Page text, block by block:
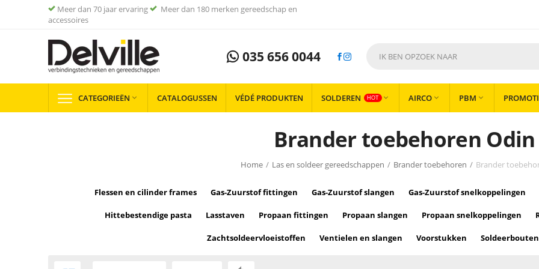
Meer dan 70 jaar ervaring
Meer dan 180 merken gereedschap en
accessoires
035 656 0044
CATEGORIEËN  CATALOGUSSEN VÉDÉ PRODUKTEN SOLDEREN HOT  AIRCO  PBM 
Brander toebehoren Odin
Home / Las en soldeer gereedschappen / Brander toebehoren / Brander
Flessen en cilinder frames Gas-Zuurstof fittingen Gas-Zuurstof slangen Gas-Zuurstof snelkoppelingen
Hittebestendige pasta Lasstaven Propaan fittingen Propaan slangen Propaan snelkoppelingen
Zachtsoldeervloeistoffen Ventielen en slangen Voorstukken Soldeerbouten